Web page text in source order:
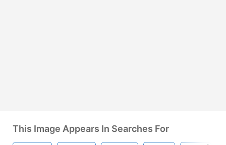
This Image Appears In Searches For